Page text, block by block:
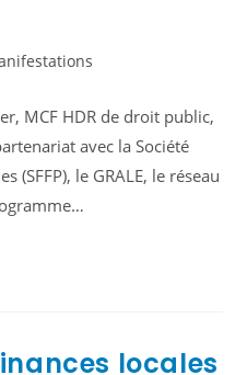
MCF HDR de droit public,
avec la Société
(SFFP), le GRALE, le réseau
locales